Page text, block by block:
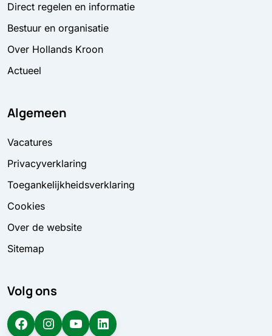
Direct regelen en informatie
Bestuur en organisatie
Over Hollands Kroon
Actueel
Algemeen
Vacatures
Privacyverklaring
Toegankelijkheidsverklaring
Cookies
Over de website
Sitemap
Volg ons
Facebook Instagram YouTube LinkedIn